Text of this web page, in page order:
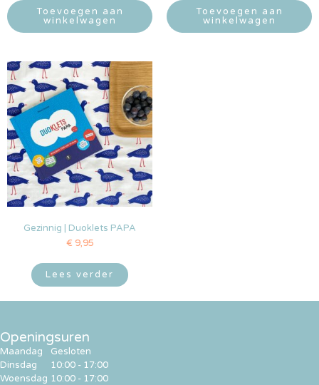
Toevoegen aan
winkelwagen
Toevoegen aan
winkelwagen
Gezinnig | Duoklets PAPA
€ 9,95
Lees verder
Openingsuren
Maandag
Dinsdag
Woensdag
Gesloten
10:00 - 17:00
10:00 - 17:00